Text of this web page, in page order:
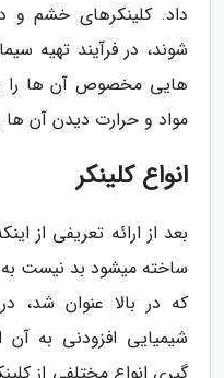
داد. کلینکرهای خشم و
شوند، در فرآیند تهیه
هایی مخصوص آن ها را
مواد و حرارت دیدن آن ها
انواع کلینکر
بعد از ارائه تعریفی از
ساخته میشود بد نیست به
که در بالا عنوان شد، در
شیمیایی افزودنی به